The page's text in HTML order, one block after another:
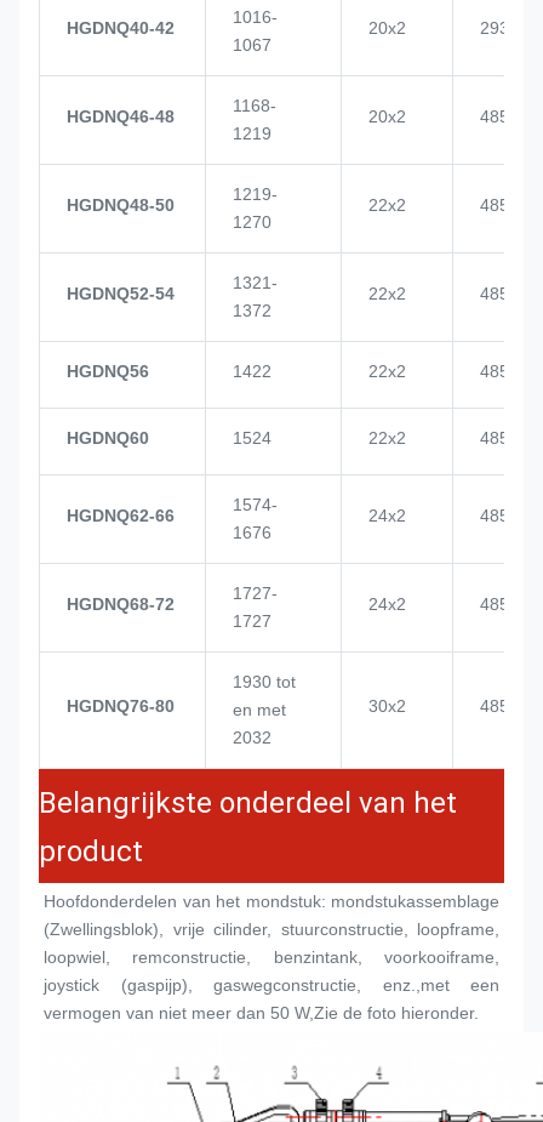
HGDNQ40-42
1016-
1067
20x2 2937
HGDNQ46-48
1168-
1219
20x2 4855
HGDNQ48-50
1219-
1270
22x2 4855
HGDNQ52-54
1321-
1372
22x2 4855
HGDNQ56 1422 22x2 4855
HGDNQ60 1524 22x2 4855
HGDNQ62-66
1574-
1676
24x2 4855
HGDNQ68-72
1727-
1727
24x2 4855
HGDNQ76-80
1930 tot
en met
2032
30x2 4855
Belangrijkste onderdeel van het
product
Hoofdonderdelen van het mondstuk: mondstukassemblage
(Zwellingsblok), vrije cilinder, stuurconstructie, loopframe,
loopwiel, remconstructie, benzintank, voorkooiframe,
joystick (gaspijp), gaswegconstructie, enz.,met een
vermogen van niet meer dan 50 W,Zie de foto hieronder.